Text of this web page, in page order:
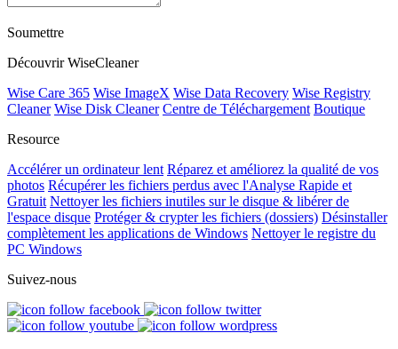
Soumettre
Découvrir WiseCleaner
Wise Care 365 Wise ImageX Wise Data Recovery Wise Registry
Cleaner Wise Disk Cleaner Centre de Téléchargement Boutique
Resource
Accélérer un ordinateur lent Réparez et améliorez la qualité de vos
photos Récupérer les fichiers perdus avec l'Analyse Rapide et
Gratuit Nettoyer les fichiers inutiles sur le disque & libérer de
l'espace disque Protéger & crypter les fichiers (dossiers) Désinstaller
complètement les applications de Windows Nettoyer le registre du
PC Windows
Suivez-nous